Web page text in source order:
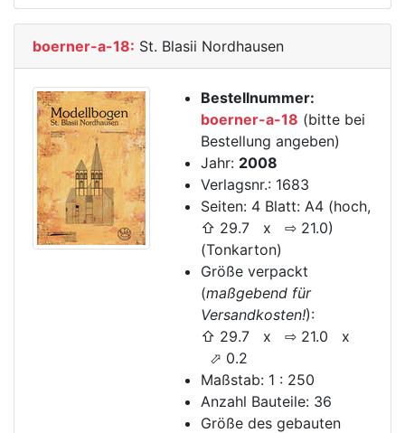
boerner-a-18: St. Blasii Nordhausen
Bestellnummer:
boerner-a-18 (bitte bei
Bestellung angeben)
Jahr: 2008
Verlagsnr.: 1683
Seiten: 4 Blatt: A4 (hoch,
⇧ 29.7 x ⇨ 21.0)
(Tonkarton)
Größe verpackt
(maßgebend für
Versandkosten!):
⇧ 29.7 x ⇨ 21.0 x
⬀ 0.2
Maßstab: 1 : 250
Anzahl Bauteile: 36
Größe des gebauten